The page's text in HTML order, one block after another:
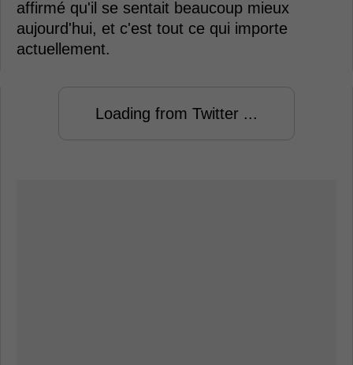
affirmé qu'il se sentait beaucoup mieux
aujourd'hui, et c'est tout ce qui importe
actuellement.
Loading from Twitter ...